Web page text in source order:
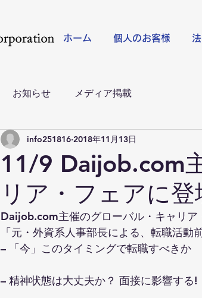
ホーム 個人のお客様
お知らせ メディア掲載
11/9 Daijob.com
リア・フェアに
info251816 2018年11月13日
Daijob.com主催のグローバル・キャリア
「元・外資系人事部長による、転職活動
– 「今」このタイミングで転職すべきか
– 精神状態は大丈夫か？ 面接に影響する!